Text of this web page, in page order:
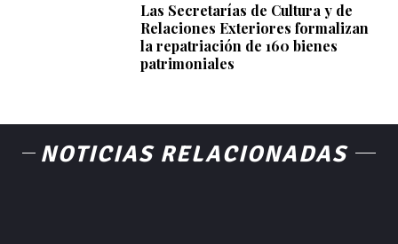
Las Secretarías de Cultura y de
Relaciones Exteriores formalizan
la repatriación de 160 bienes
patrimoniales
NOTICIAS RELACIONADAS